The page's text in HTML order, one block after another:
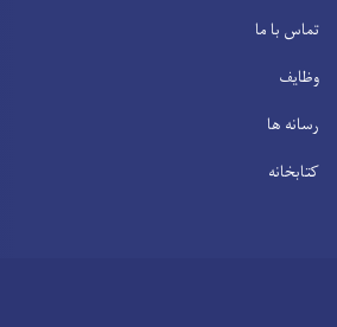
تماس با ما
وظایف
رسانه ها
کتابخانه